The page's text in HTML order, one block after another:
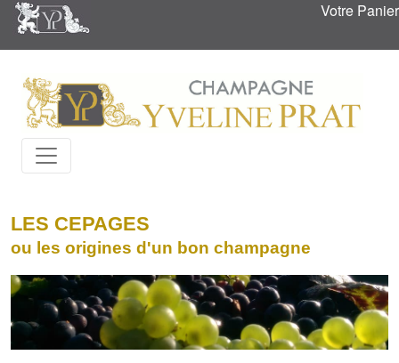
Votre Panier
LES CEPAGES
ou les origines d'un bon champagne